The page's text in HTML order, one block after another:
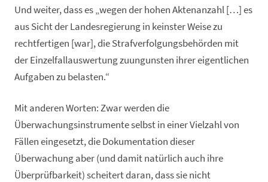
Und weiter, dass es „wegen der hohen Aktenanzahl […] es
aus Sicht der Landesregierung in keinster Weise zu
rechtfertigen [war], die Strafverfolgungsbehörden mit
der Einzelfallauswertung zuungunsten ihrer eigentlichen
Aufgaben zu belasten.“
Mit anderen Worten: Zwar werden die
Überwachungsinstrumente selbst in einer Vielzahl von
Fällen eingesetzt, die Dokumentation dieser
Überwachung aber (und damit natürlich auch ihre
Überprüfbarkeit) scheitert daran, dass sie nicht